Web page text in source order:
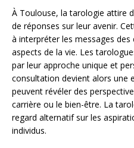
À Toulouse, la tarologie attire
de réponses sur leur avenir.
à interpréter les messages
aspects de la vie. Les
par leur approche unique et
consultation devient alors une
peuvent révéler des
carrière ou le bien-être. La
regard alternatif sur les
individus.